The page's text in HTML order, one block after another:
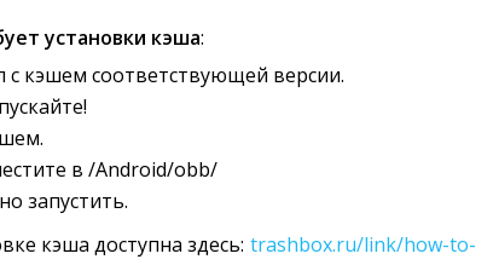
установки кэша:
с кэшем соответствующей версии.
в /Android/obb/
запустить.
кэша доступна здесь: trashbox.ru/link/how-to-